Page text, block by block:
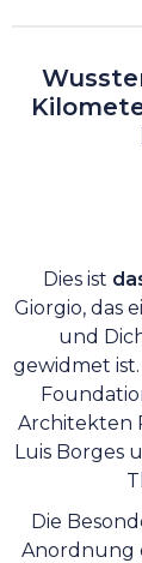
Dies ist
Giorgio, das
und
gewidmet ist.
Architekten
Luis Borges
Die
Anordnung